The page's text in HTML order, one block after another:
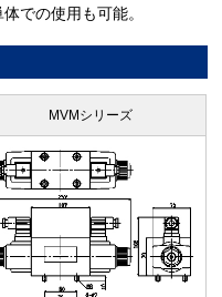
での使用も可能。
MVMシリーズ